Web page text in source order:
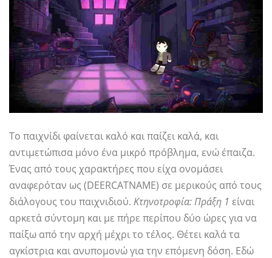
Το παιχνίδι φαίνεται καλό και παίζει καλά, και
αντιμετώπισα μόνο ένα μικρό πρόβλημα, ενώ έπαιζα.
Ένας από τους χαρακτήρες που είχα ονομάσει
αναφερόταν ως (DEERCATNAME) σε μερικούς από τους
διάλογους του παιχνιδιού. Κτηνοτροφία: Πράξη 1 είναι
αρκετά σύντομη και με πήρε περίπου δύο ώρες για να
παίξω από την αρχή μέχρι το τέλος. Θέτει καλά τα
αγκίστρια και ανυπομονώ για την επόμενη δόση. Εδώ